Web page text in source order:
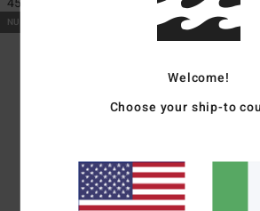
NUOVO PRODOTTO NUOVO
Welcome!
Choose your ship-to